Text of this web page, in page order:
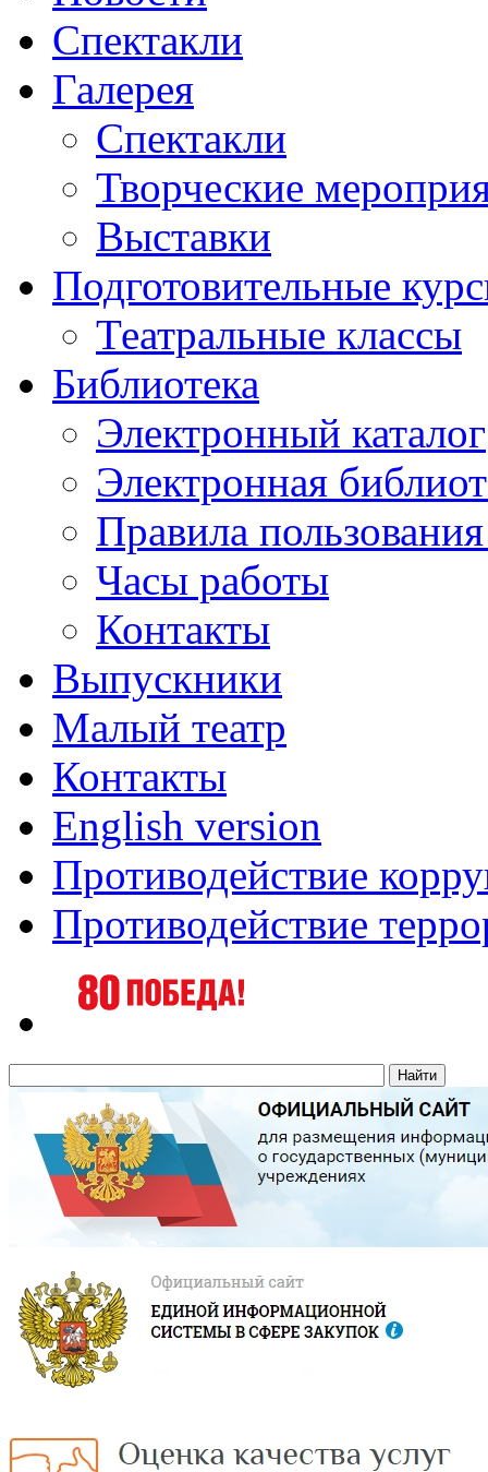
Спектакли
Галерея
Спектакли
Творческие
Выставки
Подготовительные
Театральные классы
Библиотека
Электронный каталог
Электронная
Правила
Часы работы
Контакты
Выпускники
Малый театр
Контакты
English version
Противодействие
Противодействие